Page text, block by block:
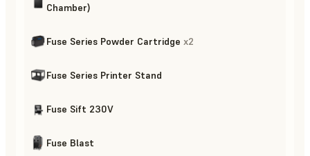
Chamber)
Fuse Series Powder Cartridge x2
Fuse Series Printer Stand
Fuse Sift 230V
Fuse Blast